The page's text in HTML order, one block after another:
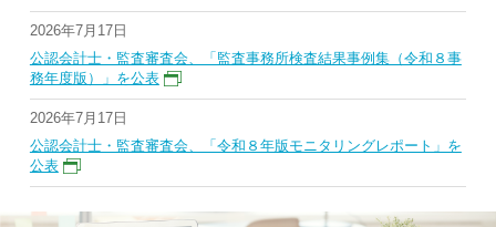
2026年7月17日
公認会計士・監査審査会、「監査事務所検査結果事例集（令和８事
務年度版）」を公表
2026年7月17日
公認会計士・監査審査会、「令和８年版モニタリングレポート」を
公表